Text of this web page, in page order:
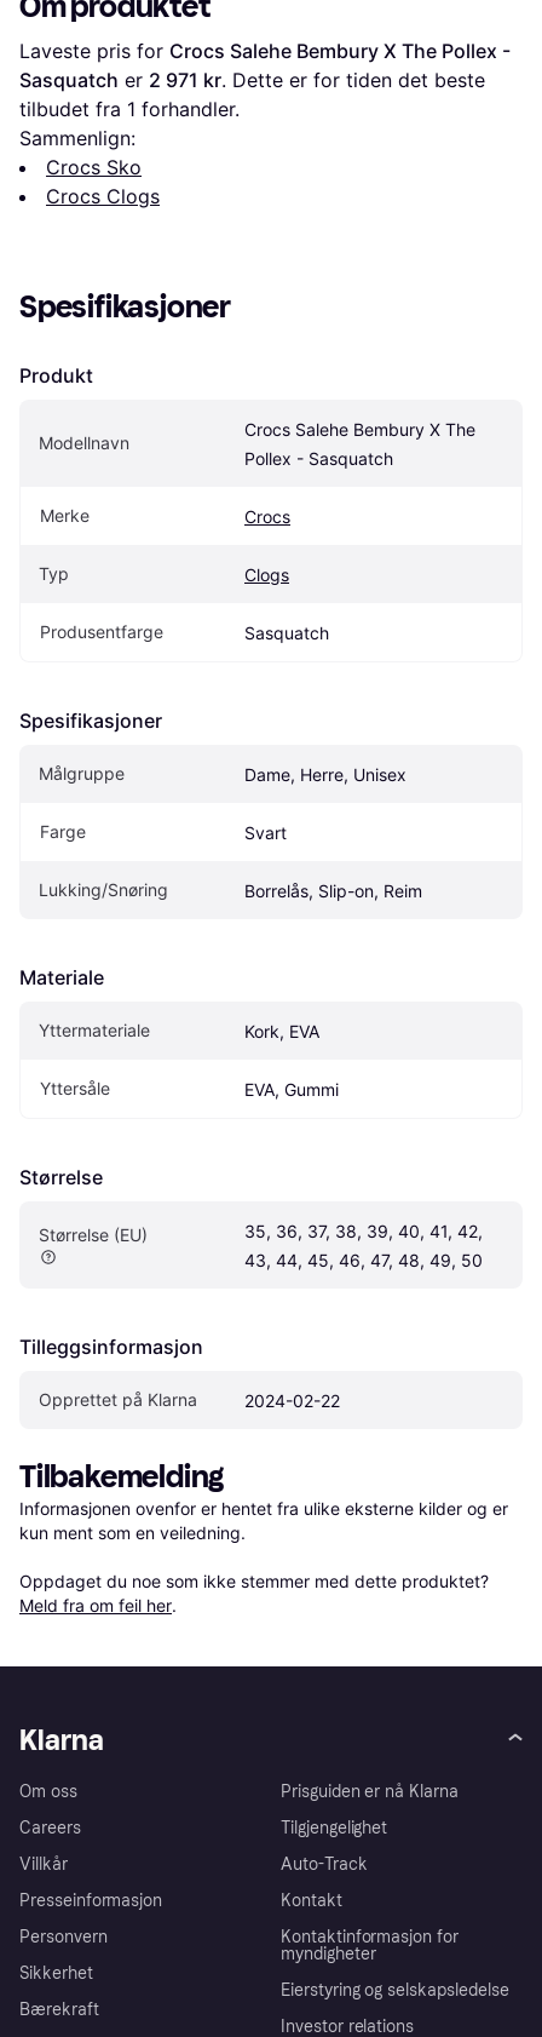
Laveste pris for Crocs Salehe Bembury X The Pollex -
Sasquatch er 2 971 kr. Dette er for tiden det beste
tilbudet fra 1 forhandler.
Sammenlign:
Crocs Sko
Crocs Clogs
Spesifikasjoner
Produkt
Modellnavn
Crocs Salehe Bembury X The
Pollex - Sasquatch
Merke Crocs
Typ Clogs
Produsentfarge Sasquatch
Spesifikasjoner
Målgruppe Dame, Herre, Unisex
Farge Svart
Lukking/Snøring Borrelås, Slip-on, Reim
Materiale
Yttermateriale Kork, EVA
Yttersåle EVA, Gummi
Størrelse
Størrelse (EU)
35, 36, 37, 38, 39, 40, 41, 42,
43, 44, 45, 46, 47, 48, 49, 50
Tilleggsinformasjon
Opprettet på Klarna 2024-02-22
Tilbakemelding
Informasjonen ovenfor er hentet fra ulike eksterne kilder og er
kun ment som en veiledning.
Oppdaget du noe som ikke stemmer med dette produktet?
Meld fra om feil her.
Klarna
Om oss
Careers
Villkår
Presseinformasjon
Personvern
Sikkerhet
Bærekraft
Prisguiden er nå Klarna
Tilgjengelighet
Auto-Track
Kontakt
Kontaktinformasjon for
myndigheter
Eierstyring og selskapsledelse
Investor relations